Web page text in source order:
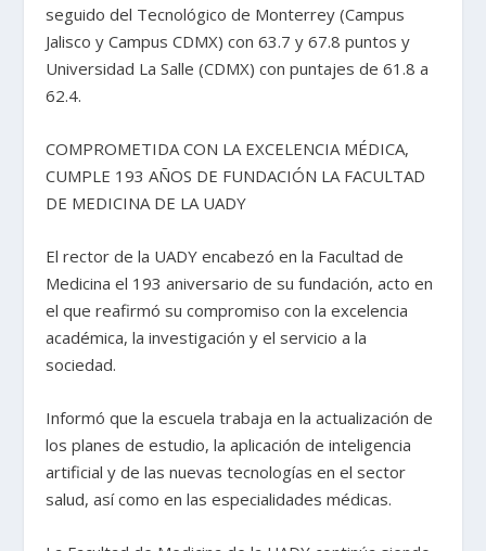
seguido del Tecnológico de Monterrey (Campus
Jalisco y Campus CDMX) con 63.7 y 67.8 puntos y
Universidad La Salle (CDMX) con puntajes de 61.8 a
62.4.
COMPROMETIDA CON LA EXCELENCIA MÉDICA,
CUMPLE 193 AÑOS DE FUNDACIÓN LA FACULTAD
DE MEDICINA DE LA UADY
El rector de la UADY encabezó en la Facultad de
Medicina el 193 aniversario de su fundación, acto en
el que reafirmó su compromiso con la excelencia
académica, la investigación y el servicio a la
sociedad.
Informó que la escuela trabaja en la actualización de
los planes de estudio, la aplicación de inteligencia
artificial y de las nuevas tecnologías en el sector
salud, así como en las especialidades médicas.